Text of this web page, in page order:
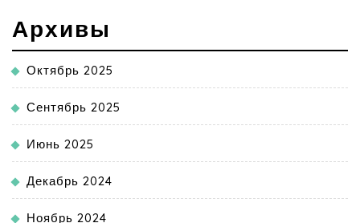
Архивы
Октябрь 2025
Сентябрь 2025
Июнь 2025
Декабрь 2024
Ноябрь 2024